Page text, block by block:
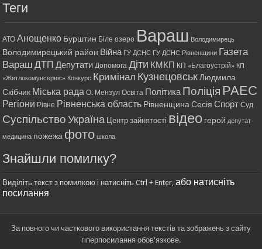
Теги
АТО Анощенко Бурштин Біле озеро Вараш Володимирець
Володимирецький район Війна ГУ ДСНС ГУ ДСНС Рівненщини Газета
Вараш ДТП Депутати Допомога Діти КМКП КП «Благоустрій» КП
«Житлокомунсервіс» Конкурс Кримінал Кузнецовськ Людмила
Скібчик Міська рада О. Мензул Освіта ПолітикаПоліція РАЕС
Регіони Рівне Рівненська область Рівненщина Сесія Спорт Суд
Суспільство Україна Центр зайнятості відео герой депутат
медицина пожежа фото школа
Знайшли помилку?
Виділіть текст з помилкою і натисніть Ctrl + Enter,або натисніть
посилання
За повного чи часткового використання текстів та зображень з сайту
гіперпосилання обов'язкове.